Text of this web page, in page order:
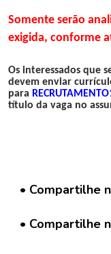
G
r
u
o
W
h
a
p
C
a
Somente serão
exigida, conforme
Os interessados que
devem enviar
para
título da vaga no
• Compartilhe
• Compartilhe